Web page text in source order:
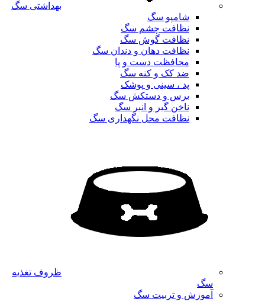
بهداشتی سگ
شامپو سگ
نظافت چشم سگ
نظافت گوش سگ
نظافت دهان و دندان سگ
محافظت دست و پا
ضد کک و کنه سگ
پد ، سینی و پوشک
برس و دستکش سگ
ناخن گیر و انبر سگ
نظافت محل نگهداری سگ
ظروف تغذیه
سگ
آموزش و تربیت سگ